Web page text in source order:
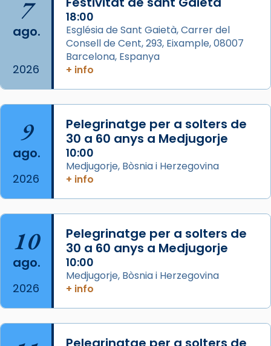
de Barcelona.
2 weeks ago
Aquest dilluns, 27 de juliol, ha tingut lloc la
missa d’acció de gràcies en agraïment al
comitè organitzador de la visita apostòlica
L’arquebisbe de Barcelona, el cardenal Joan
Josep Omella, ha presidit la missa i l’ha
concelebrat el bisbe auxiliar de Barcelona,
Mons. David Abadías.
📸 Dr. G. Simón
Foto
Arquebisbat de Barcelona
2 weeks ago
Memòria de les santes Juliana i
Acompanyant la història de sant Cugat, a
partir de l’Edat Mitjana sorgeix la tradició
7
ago.
2026
18:00
Església de Sant Gaietà, Carrer del
Consell de Cent, 293, Eixample, 08007
Barcelona, Espanya
+ info
9
ago.
2026
Pelegrinatge per a solters de
30 a 60 anys a Medjugorje
10:00
Medjugorje, Bòsnia i Herzegovina
+ info
10
ago.
2026
Pelegrinatge per a solters de
30 a 60 anys a Medjugorje
10:00
Medjugorje, Bòsnia i Herzegovina
+ info